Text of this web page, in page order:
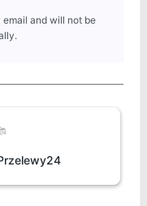
and will not be